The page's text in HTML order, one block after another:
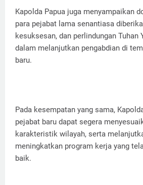
Kapolda Papua juga menyampaikan
para pejabat lama senantiasa
kesuksesan, dan perlindungan Tuhan
dalam melanjutkan pengabdian di
baru.
Pada kesempatan yang sama,
pejabat baru dapat segera
karakteristik wilayah, serta
meningkatkan program kerja yang
baik.